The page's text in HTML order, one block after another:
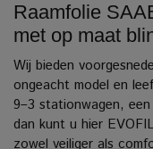
Raamfolie
met op maat
Wij bieden
ongeacht model en
9–3 stationwagen,
dan kunt u hier
zowel veiliger als